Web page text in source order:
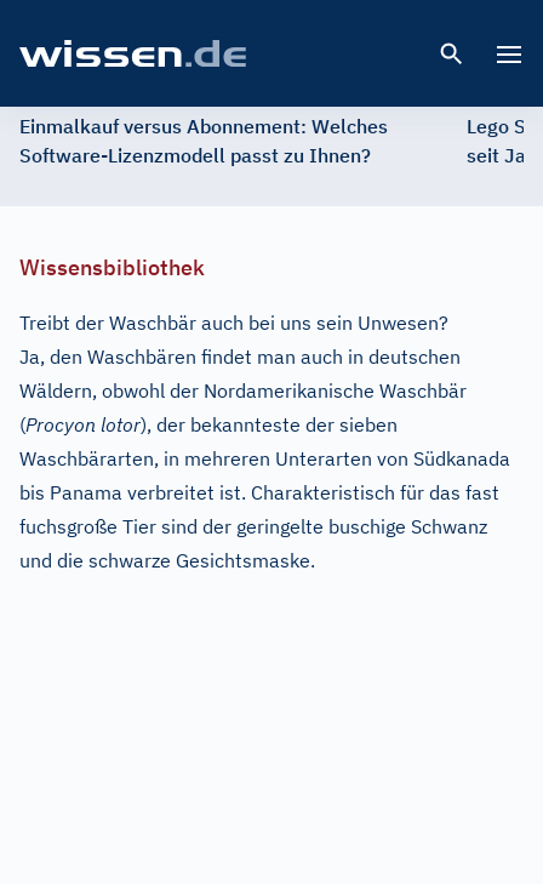
Einmalkauf versus Abonnement: Welches
Software-Lizenzmodell passt zu Ihnen?
Lego
seit
Wissensbibliothek
Treibt der Waschbär auch bei uns sein Unwesen?
Ja, den Waschbären findet man auch in deutschen
Wäldern, obwohl der Nordamerikanische Waschbär
(Procyon lotor), der bekannteste der sieben
Waschbärarten, in mehreren Unterarten von Südkanada
bis Panama verbreitet ist. Charakteristisch für das fast
fuchsgroße Tier sind der geringelte buschige Schwanz
und die schwarze Gesichtsmaske.